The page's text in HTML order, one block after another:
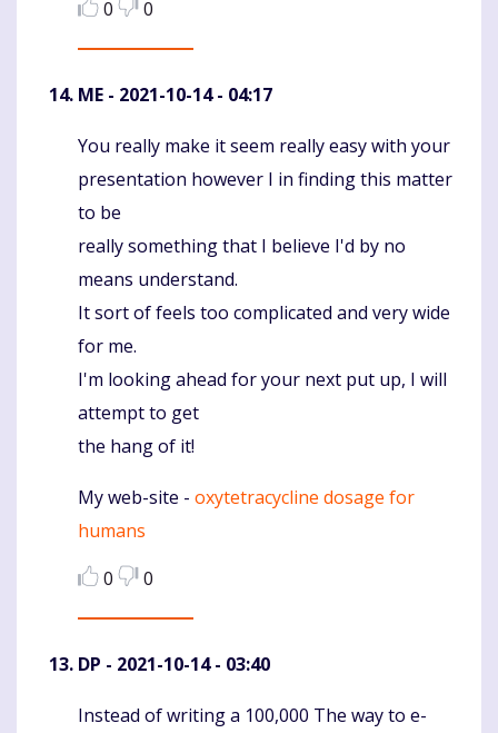
0 0
ME - 2021-10-14 - 04:17
Komentaras
You really make it seem really easy with your
presentation however I in finding this matter
to be
really something that I believe I'd by no
means understand.
It sort of feels too complicated and very wide
for me.
I'm looking ahead for your next put up, I will
attempt to get
the hang of it!
My web-site - oxytetracycline dosage for
humans
0
0
DP - 2021-10-14 - 03:40
Komentaras
Instead of writing a 100,000 The way to e-